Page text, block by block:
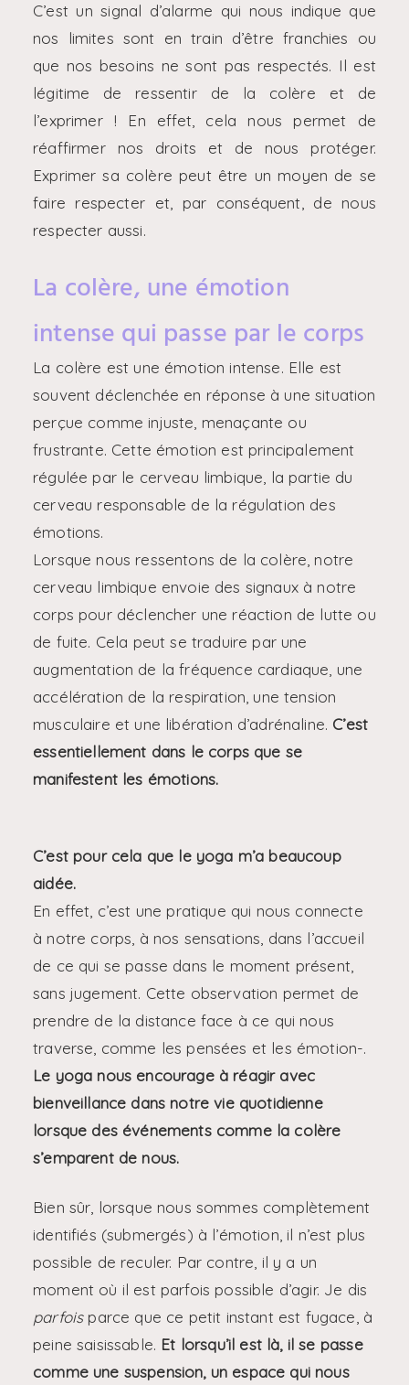
C’est un signal d’alarme qui nous indique que
nos limites sont en train d’être franchies ou
que nos besoins ne sont pas respectés. Il est
légitime de ressentir de la colère et de
l’exprimer ! En effet, cela nous permet de
réaffirmer nos droits et de nous protéger.
Exprimer sa colère peut être un moyen de se
faire respecter et, par conséquent, de nous
respecter aussi.
La colère, une émotion
intense qui passe par le corps
La colère est une émotion intense. Elle est
souvent déclenchée en réponse à une situation
perçue comme injuste, menaçante ou
frustrante. Cette émotion est principalement
régulée par le cerveau limbique, la partie du
cerveau responsable de la régulation des
émotions.
Lorsque nous ressentons de la colère, notre
cerveau limbique envoie des signaux à notre
corps pour déclencher une réaction de lutte ou
de fuite. Cela peut se traduire par une
augmentation de la fréquence cardiaque, une
accélération de la respiration, une tension
musculaire et une libération d’adrénaline. C’est
essentiellement dans le corps que se
manifestent les émotions.
C’est pour cela que le yoga m’a beaucoup
aidée.
En effet, c’est une pratique qui nous connecte
à notre corps, à nos sensations, dans l’accueil
de ce qui se passe dans le moment présent,
sans jugement. Cette observation permet de
prendre de la distance face à ce qui nous
traverse, comme les pensées et les émotion-.
Le yoga nous encourage à réagir avec
bienveillance dans notre vie quotidienne
lorsque des événements comme la colère
s’emparent de nous.
Bien sûr, lorsque nous sommes complètement
identifiés (submergés) à l’émotion, il n’est plus
possible de reculer. Par contre, il y a un
moment où il est parfois possible d’agir. Je dis
parfoisparce que ce petit instant est fugace, à
peine saisissable. Et lorsqu’il est là, il se passe
comme une suspension, un espace qui nous